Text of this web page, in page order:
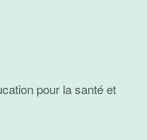
pour la santé et